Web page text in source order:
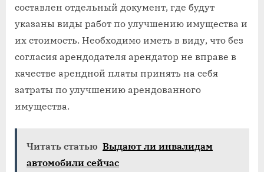
составлен отдельный документ, где будут
указаны виды работ по улучшению имущества и
их стоимость. Необходимо иметь в виду, что без
согласия арендодателя арендатор не вправе в
качестве арендной платы принять на себя
затраты по улучшению арендованного
имущества.
Читать статью Выдают ли инвалидам
автомобили сейчас